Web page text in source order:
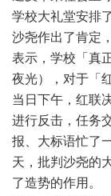
学校大礼堂安排
沙尧作出了肯定
表示，学校「真
夜光），对于「
当日下午，红联
进行反击，任务
报、大标语忙了
天，批判沙尧的
了造势的作用。